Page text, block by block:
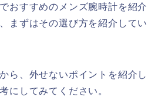
おすすめのメンズ腕時計を紹介
まずはその選び方を紹介してい
ら、外せないポイントを紹介し
にしてみてください。